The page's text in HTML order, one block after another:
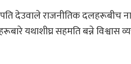
देउवाले राजनीतिक दलहरूबीच
यथाशीघ्र सहमति बन्ने विश्वास